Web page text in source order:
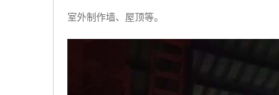
室外制作墙、屋顶等。